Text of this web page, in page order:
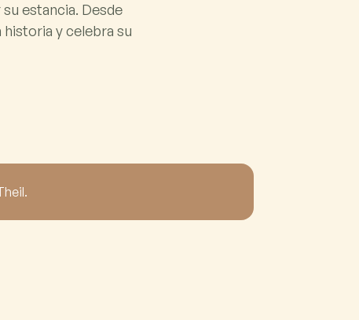
estancia. Desde
y celebra su